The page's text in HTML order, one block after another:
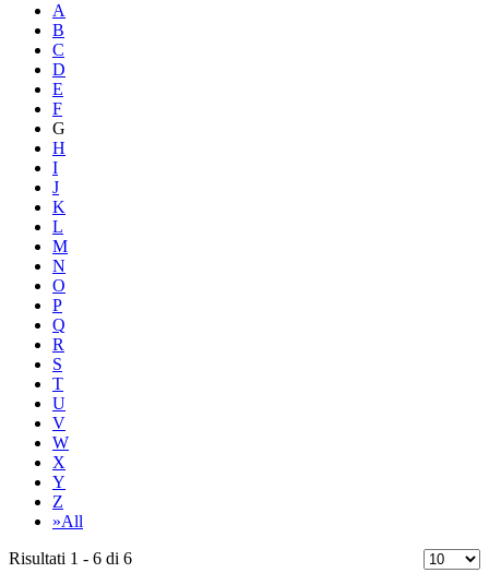
A
B
C
D
E
F
G
H
I
J
K
L
M
N
O
P
Q
R
S
T
U
V
W
X
Y
Z
»All
Risultati 1 - 6 di 6